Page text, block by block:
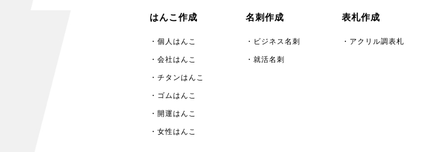
はんこ作成
・個人はんこ
・会社はんこ
・チタンはんこ
・ゴムはんこ
・開運はんこ
・女性はんこ
名刺作成
・ビジネス名刺
・就活名刺
表札作成
・アクリル調表札